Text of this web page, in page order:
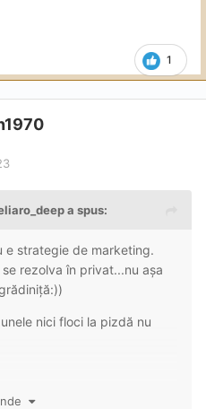
1
a spus:
e strategie de marketing.
rezolva în privat...nu așa
nici floci la pizdă nu